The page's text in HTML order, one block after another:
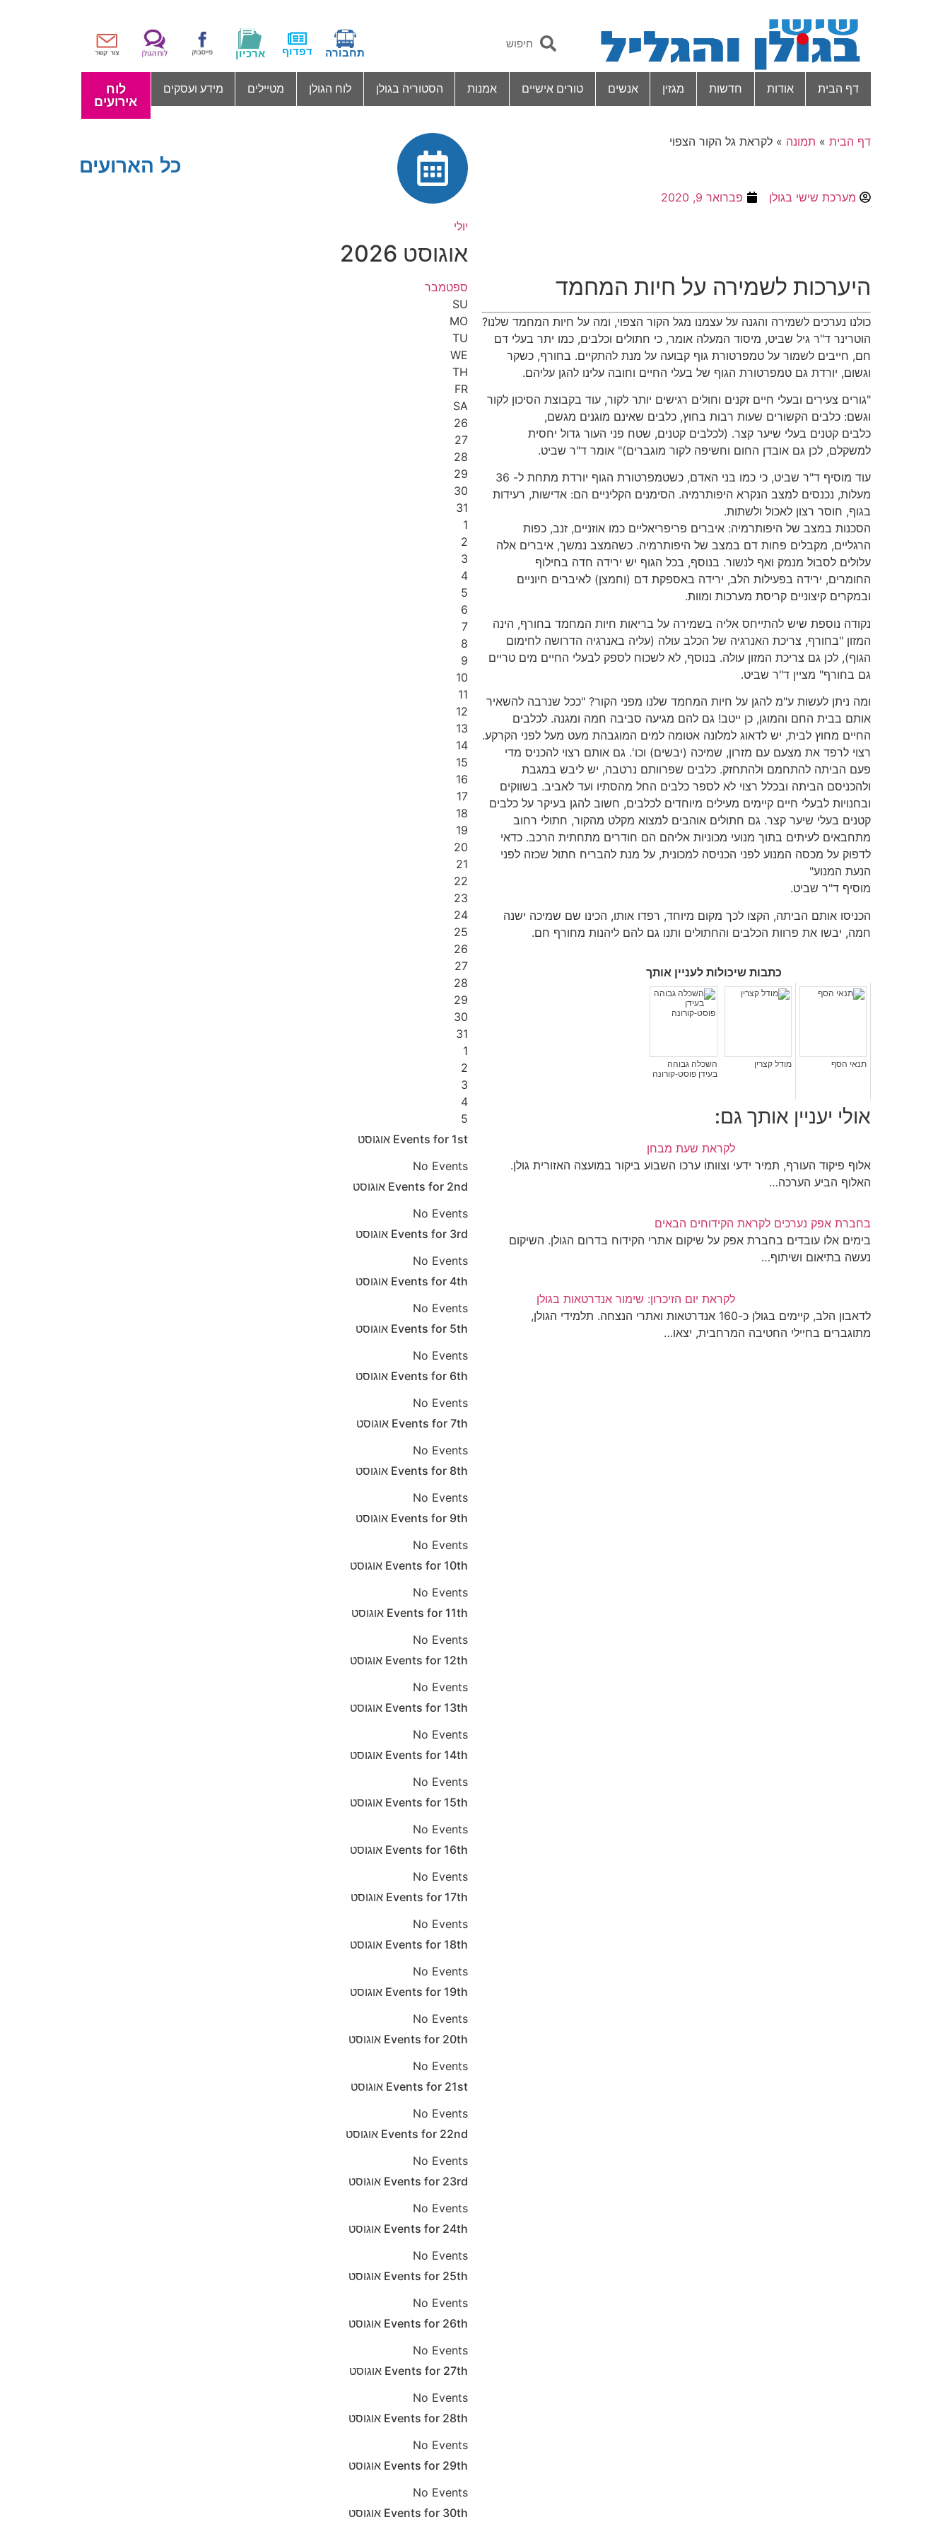
תחבורה דפדוף ארכיון
דף הבית אודות חדשות מגזין אנשים טורים אישיים אמנות הסטוריה בגולן לוח הגולן מטיילים מידע ועסקים
לוח
אירועים
דף הבית » תמונה » לקראת גל הקור הצפוי
מערכת שישי בגולן פברואר 9, 2020
היערכות לשמירה על חיות המחמד
כולנו נערכים לשמירה והגנה על עצמנו מגל הקור הצפוי, ומה על חיות המחמד שלנו?
הוטרינר ד"ר גיל שביט, מיסוד המעלה אומר, כי חתולים וכלבים, כמו יתר בעלי דם
חם, חייבים לשמור על טמפרטורת גוף קבועה על מנת להתקיים. בחורף, כשקר
וגשום, יורדת גם טמפרטורת הגוף של בעלי החיים וחובה עלינו להגן עליהם.
"גורים צעירים ובעלי חיים זקנים וחולים רגישים יותר לקור, עוד בקבוצת הסיכון לקור
וגשם: כלבים הקשורים שעות רבות בחוץ, כלבים שאינם מוגנים מגשם,
כלבים קטנים בעלי שיער קצר. (לכלבים קטנים, שטח פני העור גדול יחסית
למשקלם, לכן גם אובדן החום וחשיפה לקור מוגברים)" אומר ד"ר שביט.
עוד מוסיף ד"ר שביט, כי כמו בני האדם, כשטמפרטורת הגוף יורדת מתחת ל- 36
מעלות, נכנסים למצב הנקרא היפותרמיה. הסימנים הקליניים הם: אדישות, רעידות
בגוף, חוסר רצון לאכול ולשתות.
הסכנות במצב של היפותרמיה: איברים פריפריאליים כמו אוזניים, זנב, כפות
הרגליים, מקבלים פחות דם במצב של היפותרמיה. כשהמצב נמשך, איברים אלה
עלולים לסבול מנמק ואף לנשור. בנוסף, בכל הגוף יש ירידה חדה בחילוף
החומרים, ירידה בפעילות הלב, ירידה באספקת דם (וחמצן) לאיברים חיוניים
ובמקרים קיצוניים קריסת מערכות ומוות.
נקודה נוספת שיש להתייחס אליה בשמירה על בריאות חיות המחמד בחורף, הינה
המזון "בחורף, צריכת האנרגיה של הכלב עולה (עליה באנרגיה הדרושה לחימום
הגוף), לכן גם צריכת המזון עולה. בנוסף, לא לשכוח לספק לבעלי החיים מים טריים
גם בחורף" מציין ד"ר שביט.
ומה ניתן לעשות ע"מ להגן על חיות המחמד שלנו מפני הקור? "ככל שנרבה להשאיר
אותם בבית החם והמוגן, כן ייטב! גם להם מגיעה סביבה חמה ומגנה. לכלבים
החיים מחוץ לבית, יש לדאוג למלונה אטומה למים המוגבהת מעט מעל לפני הקרקע.
רצוי לרפד את מצעם עם מזרון, שמיכה (יבשים) וכו'. גם אותם רצוי להכניס מדי
פעם הביתה להתחמם ולהתחזק. כלבים שפרוותם נרטבה, יש ליבש במגבת
ולהכניסם הביתה ובכלל רצוי לא לספר כלבים החל מהסתיו ועד לאביב. בשווקים
ובחנויות לבעלי חיים קיימים מעילים מיוחדים לכלבים, חשוב להגן בעיקר על כלבים
קטנים בעלי שיער קצר. גם חתולים אוהבים למצוא מקלט מהקור, חתולי רחוב
מתחבאים לעיתים בתוך מנועי מכוניות אליהם הם חודרים מתחתית הרכב. כדאי
לדפוק על מכסה המנוע לפני הכניסה למכונית, על מנת להבריח חתול שכזה לפני
הנעת המנוע"
מוסיף ד"ר שביט.
הכניסו אותם הביתה, הקצו לכך מקום מיוחד, רפדו אותו, הכינו שם שמיכה ישנה
חמה, יבשו את פרוות הכלבים והחתולים ותנו גם להם ליהנות מחורף חם.
כתבות שיכולות לעניין אותך
תנאי הסף מודל קצרין
השכלה גבוהה
בעידן פוסט-קורונה
אולי יעניין אותך גם:
לקראת שעת מבחן
אלוף פיקוד העורף, תמיר ידעי וצוותו ערכו השבוע ביקור במועצה האזורית גולן.
האלוף הביע הערכה…
בחברת אפק נערכים לקראת הקידוחים הבאים
בימים אלו עובדים בחברת אפק על שיקום אתרי הקידוח בדרום הגולן. השיקום
נעשה בתיאום ושיתוף…
לקראת יום הזיכרון: שימור אנדרטאות בגולן
לדאבון הלב, קיימים בגולן כ-160 אנדרטאות ואתרי הנצחה. תלמידי הגולן,
מתוגברים בחיילי החטיבה המרחבית, יצאו…
כל הארועים
יולי
אוגוסט 2026
ספטמבר
SU
MO
TU
WE
TH
FR
SA
26
27
28
29
30
31
1
2
3
4
5
6
7
8
9
10
11
12
13
14
15
16
17
18
19
20
21
22
23
24
25
26
27
28
29
30
31
1
2
3
4
5
Events for 1st
אוגוסט
No Events
Events for 2nd
אוגוסט
No Events
Events for 3rd
אוגוסט
No Events
Events for 4th
אוגוסט
No Events
Events for 5th
אוגוסט
No Events
Events for 6th
אוגוסט
No Events
Events for 7th
אוגוסט
No Events
Events for 8th
אוגוסט
No Events
Events for 9th
אוגוסט
No Events
Events for 10th
אוגוסט
No Events
Events for 11th
אוגוסט
No Events
Events for 12th
אוגוסט
No Events
Events for 13th
אוגוסט
No Events
Events for 14th
אוגוסט
No Events
Events for 15th
אוגוסט
No Events
Events for 16th
אוגוסט
No Events
Events for 17th
אוגוסט
No Events
Events for 18th
אוגוסט
No Events
Events for 19th
אוגוסט
No Events
Events for 20th
אוגוסט
No Events
Events for 21st
אוגוסט
No Events
Events for 22nd
אוגוסט
No Events
Events for 23rd
אוגוסט
No Events
Events for 24th
אוגוסט
No Events
Events for 25th
אוגוסט
No Events
Events for 26th
אוגוסט
No Events
Events for 27th
אוגוסט
No Events
Events for 28th
אוגוסט
No Events
Events for 29th
אוגוסט
No Events
Events for 30th
אוגוסט